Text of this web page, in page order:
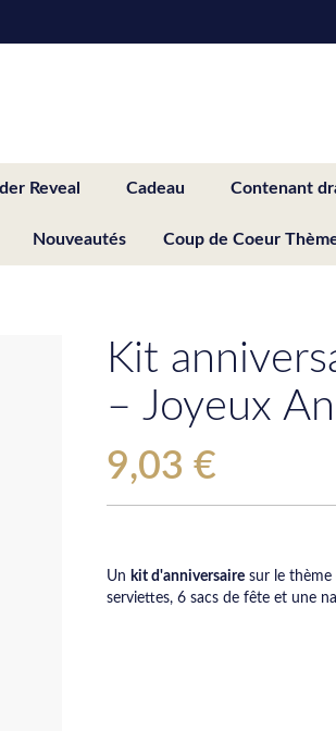
Reveal Cadeau Contenant
Nouveautés Coup de Coeur
Kit
– Joyeux
9,03 €
Un kit d'anniversaire sur le thème
serviettes, 6 sacs de fête et une